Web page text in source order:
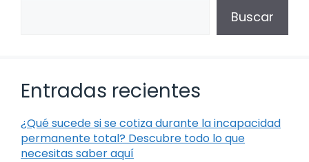
Buscar
Entradas recientes
¿Qué sucede si se cotiza durante la incapacidad
permanente total? Descubre todo lo que
necesitas saber aquí